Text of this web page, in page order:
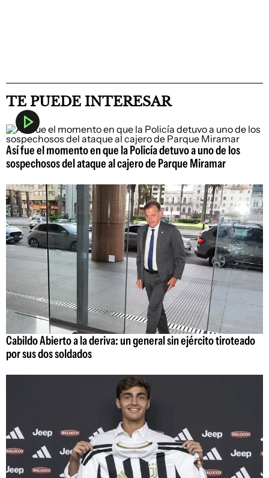
TE PUEDE INTERESAR
Así fue el momento en que la Policía detuvo a uno de los
sospechosos del ataque al cajero de Parque Miramar
Cabildo Abierto a la deriva: un general sin ejército tiroteado
por sus dos soldados